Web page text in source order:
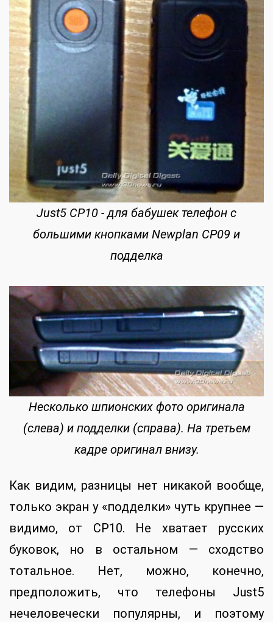
Just5 CP10 - для бабушек телефон с
большими кнопками Newplan CP09 и
подделка
Несколько шпионских фото оригинала
(слева) и подделки (справа). На третьем
кадре оригинал внизу.
Как видим, разницы нет никакой вообще,
только экран у «подделки» чуть крупнее —
видимо, от CP10. Не хватает русских
буковок, но в остальном — сходство
тотальное. Нет, можно, конечно,
предположить, что телефоны Just5
нечеловечески популярны, и поэтому